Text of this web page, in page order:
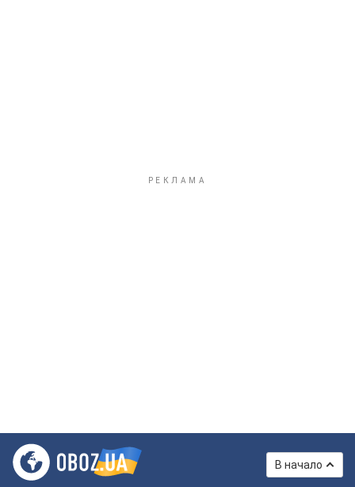
В начало